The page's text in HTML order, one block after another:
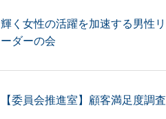
輝く女性の活躍を加速する男性リ
ーダーの会
【委員会推進室】顧客満足度調査